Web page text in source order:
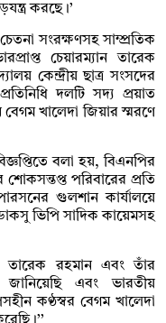
করছে।’
সংরক্ষণসহ সাম্প্রতিক
চেয়ারম্যান তারেক
কেন্দ্রীয় ছাত্র সংসদের
দলটি সদ্য প্রয়াত
বেগম খালেদা জিয়ার স্মরণে
বলা হয়, বিএনপির
শোকসন্তপ্ত পরিবারের প্রতি
গুলশান কার্যালয়ে
ভিপি সাদিক কায়েমসহ
তারেক রহমান এবং তাঁর
জানিয়েছি এবং ভারতীয়
কণ্ঠস্বর বেগম খালেদা